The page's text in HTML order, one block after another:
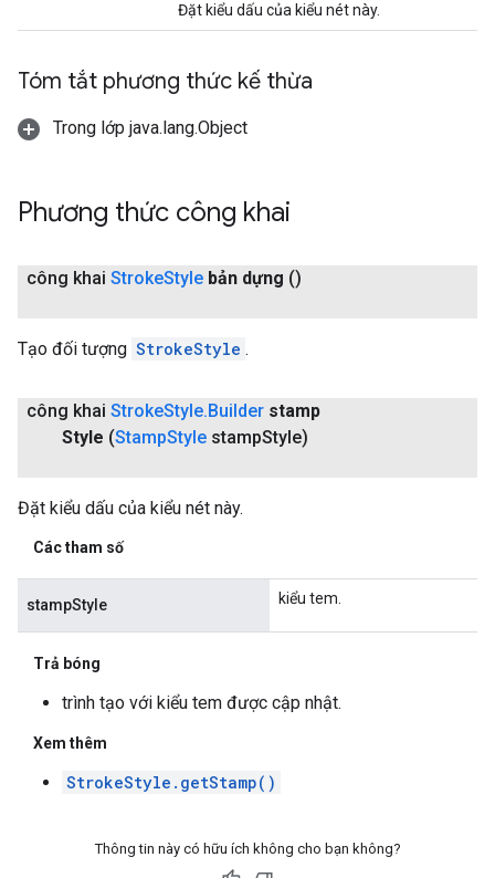
Đặt kiểu dấu của kiểu nét này.
Tóm tắt phương thức kế thừa
Trong lớp java.lang.Object
Phương thức công khai
công khai StrokeStyle bản dựng ()
Tạo đối tượng StrokeStyle .
công khai StrokeStyle.Builder stamp
Style (StampStyle stampStyle)
Đặt kiểu dấu của kiểu nét này.
Các tham số
stampStyle kiểu tem.
Trả bóng
trình tạo với kiểu tem được cập nhật.
Xem thêm
StrokeStyle.getStamp()
Thông tin này có hữu ích không cho bạn không?